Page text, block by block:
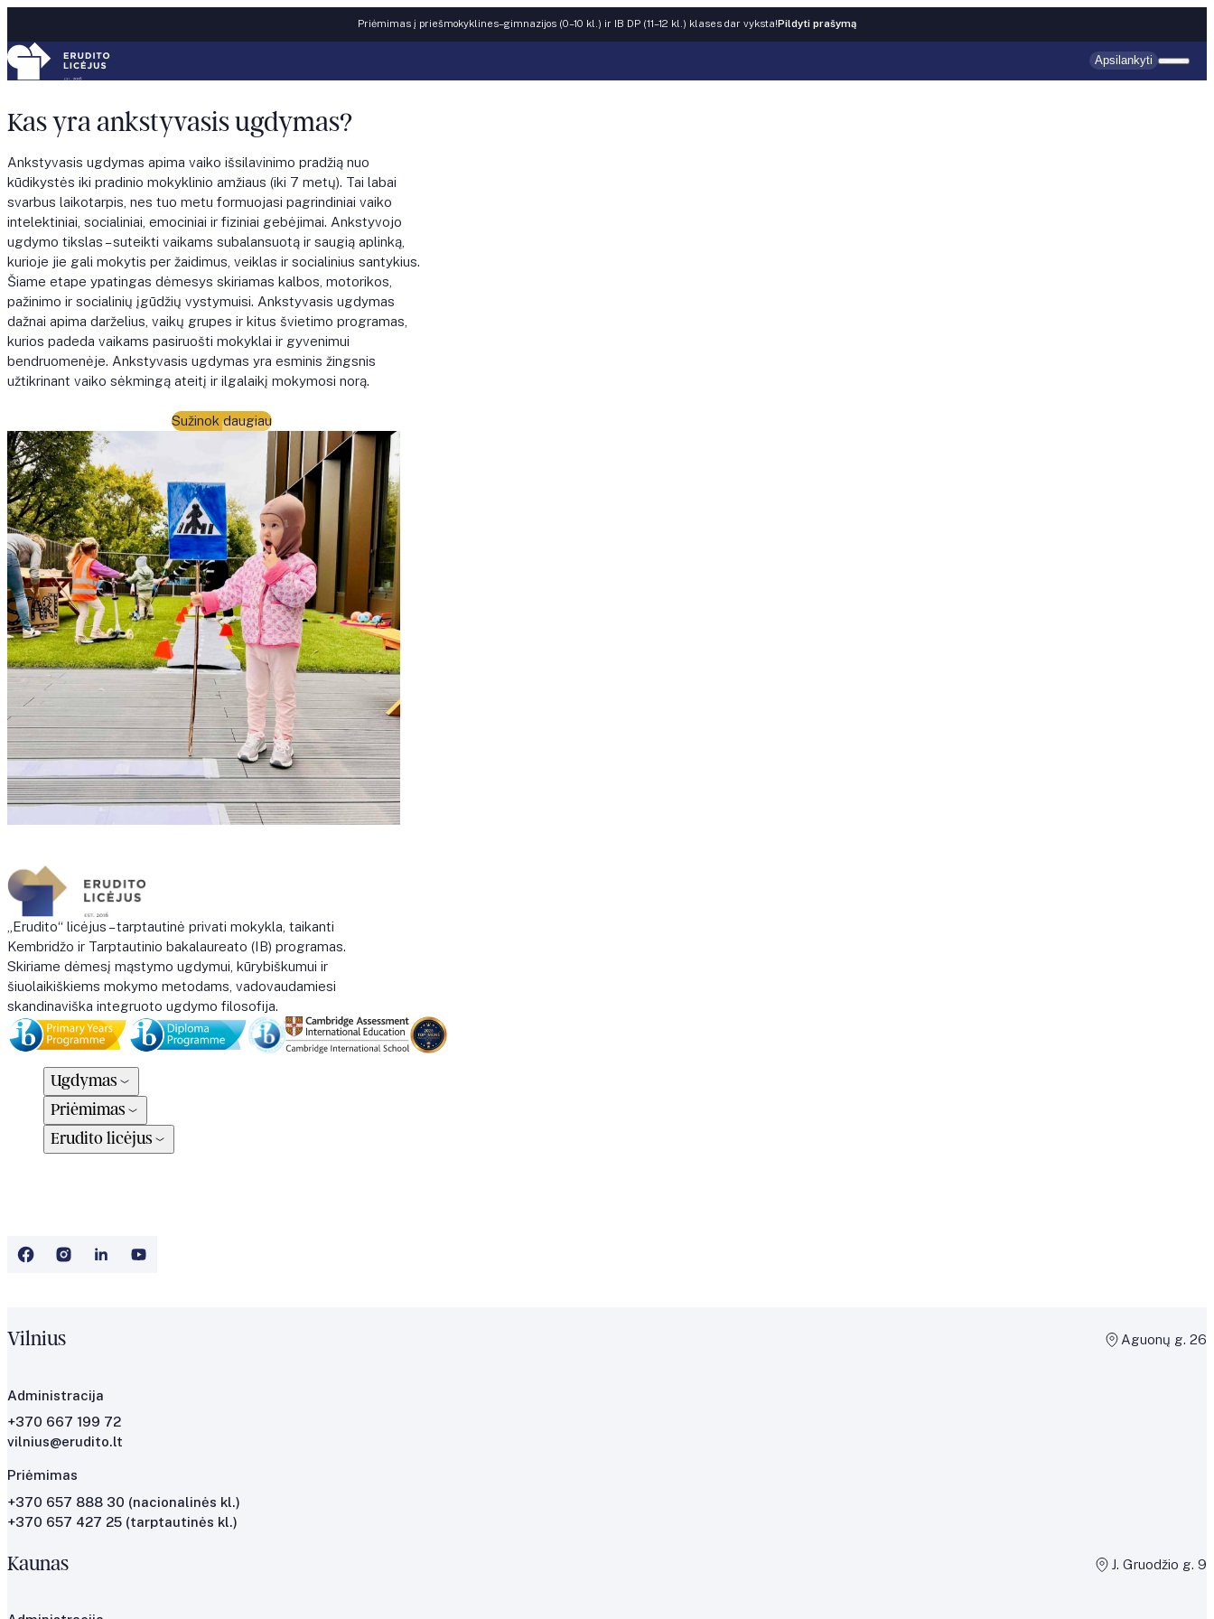
Priėmimas į priešmokyklines–gimnazijos (0–10 kl.) ir IB DP (11–12 kl.) klases dar vyksta!Pildyti prašymą
Apsilankyti
Kas yra ankstyvasis ugdymas?
Ankstyvasis ugdymas apima vaiko išsilavinimo pradžią nuo
kūdikystės iki pradinio mokyklinio amžiaus (iki 7 metų). Tai labai
svarbus laikotarpis, nes tuo metu formuojasi pagrindiniai vaiko
intelektiniai, socialiniai, emociniai ir fiziniai gebėjimai. Ankstyvojo
ugdymo tikslas – suteikti vaikams subalansuotą ir saugią aplinką,
kurioje jie gali mokytis per žaidimus, veiklas ir socialinius santykius.
Šiame etape ypatingas dėmesys skiriamas kalbos, motorikos,
pažinimo ir socialinių įgūdžių vystymuisi. Ankstyvasis ugdymas
dažnai apima darželius, vaikų grupes ir kitus švietimo programas,
kurios padeda vaikams pasiruošti mokyklai ir gyvenimui
bendruomenėje. Ankstyvasis ugdymas yra esminis žingsnis
užtikrinant vaiko sėkmingą ateitį ir ilgalaikį mokymosi norą.
Sužinok daugiau
„Erudito“ licėjus – tarptautinė privati mokykla, taikanti
Kembridžo ir Tarptautinio bakalaureato (IB) programas.
Skiriame dėmesį mąstymo ugdymui, kūrybiškumui ir
šiuolaikiškiems mokymo metodams, vadovaudamiesi
skandinaviška integruoto ugdymo filosofija.
Ugdymas
Priėmimas
Erudito licėjus
Vilnius Aguonų g. 26
Administracija
+370 667 199 72
vilnius@erudito.lt
Priėmimas
+370 657 888 30 (nacionalinės kl.)
+370 657 427 25 (tarptautinės kl.)
Kaunas J. Gruodžio g. 9